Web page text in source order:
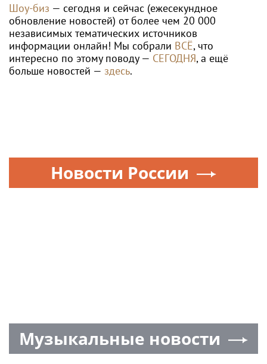
Шоу-биз — сегодня и сейчас (ежесекундное
обновление новостей) от более чем 20 000
независимых тематических источников
информации онлайн! Мы собрали ВСЁ, что
интересно по этому поводу — СЕГОДНЯ, а ещё
больше новостей — здесь.
Новости России
Музыкальные новости